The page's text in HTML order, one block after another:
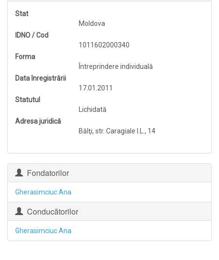
Stat
Moldova
IDNO / Cod
1011602000340
Forma
Întreprindere individuală
Data înregistrării
17.01.2011
Statutul
Lichidată
Adresa juridică
Bălţi, str. Caragiale I.L., 14
Fondatorilor
Gherasimciuc Ana
Conducătorilor
Gherasimciuc Ana